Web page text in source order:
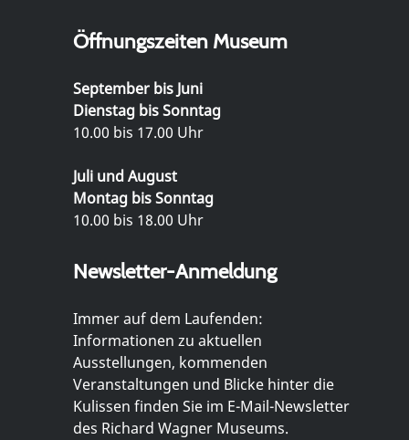
Öffnungszeiten Museum
September bis Juni
Dienstag bis Sonntag
10.00 bis 17.00 Uhr
Juli und August
Montag bis Sonntag
10.00 bis 18.00 Uhr
Newsletter-Anmeldung
Immer auf dem Laufenden:
Informationen zu aktuellen
Ausstellungen, kommenden
Veranstaltungen und Blicke hinter die
Kulissen finden Sie im E-Mail-Newsletter
des Richard Wagner Museums.